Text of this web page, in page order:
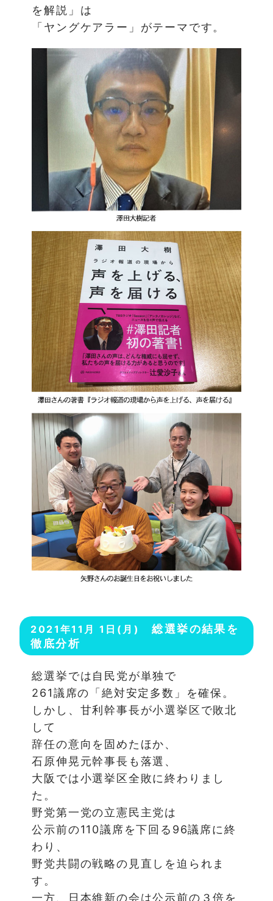
を解説」は
「ヤングケアラー」がテーマです。
2021年11月 1日(月)
総選挙の結果を
徹底分析
総選挙では自民党が単独で
261議席の「絶対安定多数」を確保。
しかし、甘利幹事長が小選挙区で敗北
して
辞任の意向を固めたほか、
石原伸晃元幹事長も落選、
大阪では小選挙区全敗に終わりまし
た。
野党第一党の立憲民主党は
公示前の110議席を下回る96議席に終
わり、
野党共闘の戦略の見直しを迫られま
す。
一方、日本維新の会は公示前の３倍を